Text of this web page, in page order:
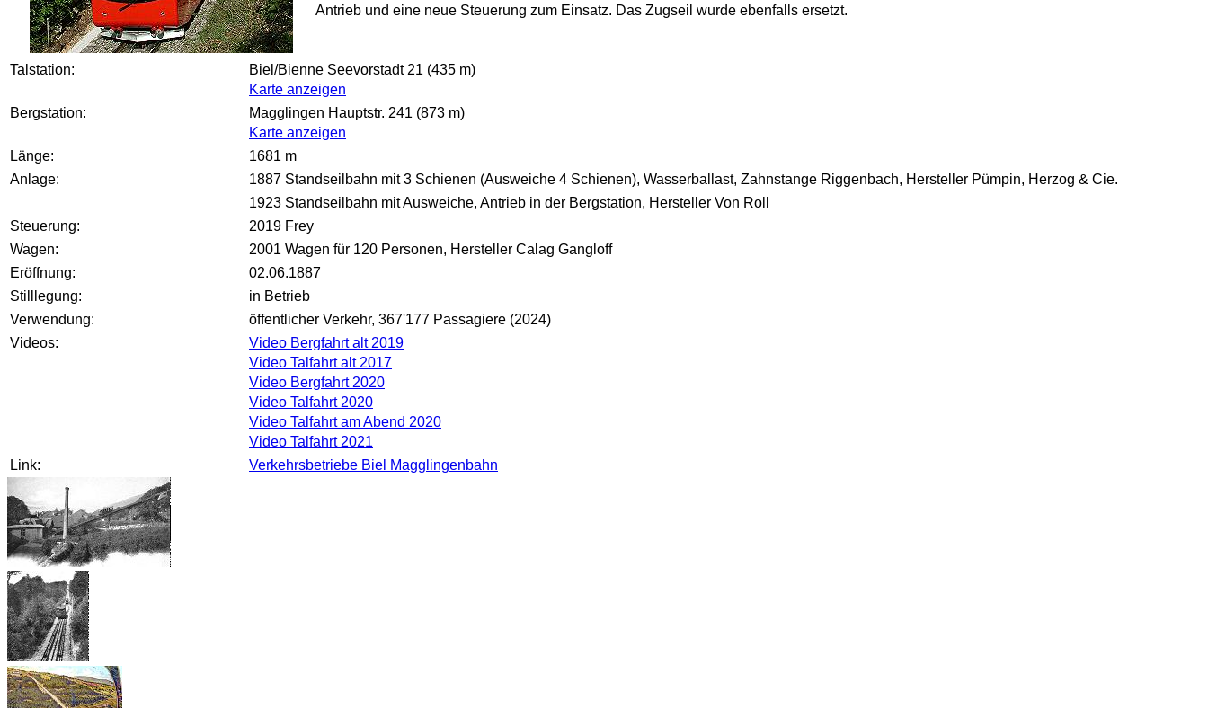
Antrieb und eine neue Steuerung zum Einsatz. Das Zugseil wurde ebenfalls ersetzt.
Talstation:
Biel/Bienne Seevorstadt 21 (435 m)
Karte anzeigen
Bergstation:
Magglingen Hauptstr. 241 (873 m)
Karte anzeigen
Länge:
1681 m
Anlage:
1887 Standseilbahn mit 3 Schienen (Ausweiche 4 Schienen), Wasserballast, Zahnstange Riggenbach, Hersteller Pümpin, Herzog & Cie.
1923 Standseilbahn mit Ausweiche, Antrieb in der Bergstation, Hersteller Von Roll
Steuerung:
2019 Frey
Wagen:
2001 Wagen für 120 Personen, Hersteller Calag Gangloff
Eröffnung:
02.06.1887
Stilllegung:
in Betrieb
Verwendung:
öffentlicher Verkehr, 367'177 Passagiere (2024)
Videos:
Video Bergfahrt alt 2019
Video Talfahrt alt 2017
Video Bergfahrt 2020
Video Talfahrt 2020
Video Talfahrt am Abend 2020
Video Talfahrt 2021
Link:
Verkehrsbetriebe Biel Magglingenbahn